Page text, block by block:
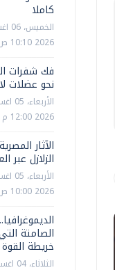
كاملا
2026 10:10 ص
فك شفرات
نحو عضلات
2026 12:00 م
الآثار
الزلازل عبر
2026 10:00 ص
الصامتة
خريطة القوة